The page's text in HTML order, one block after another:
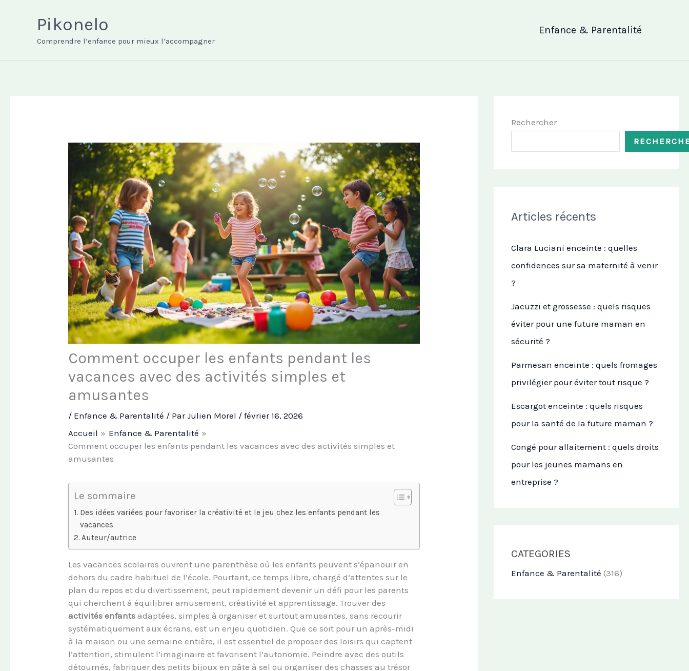
Pikonelo
Comprendre l’enfance pour mieux l’accompagner
Enfance & Parentalité
Comment occuper les enfants pendant les
vacances avec des activités simples et
amusantes
/ Enfance & Parentalité / ParJulien Morel /février 16, 2026
Accueil
Enfance & Parentalité
Comment occuper les enfants pendant les vacances avec des activités simples et
amusantes
Le sommaire
Des idées variées pour favoriser la créativité et le jeu chez les enfants pendant les
vacances
Auteur/autrice
Les vacances scolaires ouvrent une parenthèse où les enfants peuvent s’épanouir en
dehors du cadre habituel de l’école. Pourtant, ce temps libre, chargé d’attentes sur le
plan du repos et du divertissement, peut rapidement devenir un défi pour les parents
qui cherchent à équilibrer amusement, créativité et apprentissage. Trouver des
activités enfants adaptées, simples à organiser et surtout amusantes, sans recourir
systématiquement aux écrans, est un enjeu quotidien. Que ce soit pour un après-midi
à la maison ou une semaine entière, il est essentiel de proposer des loisirs qui captent
l’attention, stimulent l’imaginaire et favorisent l’autonomie. Peindre avec des outils
détournés, fabriquer des petits bijoux en pâte à sel ou organiser des chasses au trésor
Rechercher
Articles récents
Clara Luciani enceinte : quelles
confidences sur sa maternité à venir
?
Jacuzzi et grossesse : quels risques
éviter pour une future maman en
sécurité ?
Parmesan enceinte : quels fromages
privilégier pour éviter tout risque ?
Escargot enceinte : quels risques
pour la santé de la future maman ?
Congé pour allaitement : quels droits
pour les jeunes mamans en
entreprise ?
CATEGORIES
Enfance & Parentalité (316)